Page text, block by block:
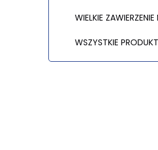
WIELKIE ZAWIERZENIE
WSZYSTKIE